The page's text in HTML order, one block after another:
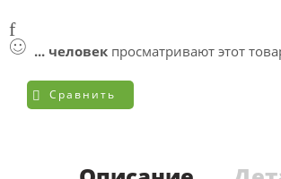
... человек просматривают этот
Сравнить